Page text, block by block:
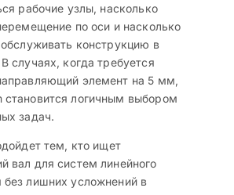
рабочие узлы, насколько
по оси и насколько
конструкцию в
случаях, когда требуется
элемент на 5 мм,
становится логичным выбором
задач.
тем, кто ищет
вал для систем линейного
лишних усложнений в